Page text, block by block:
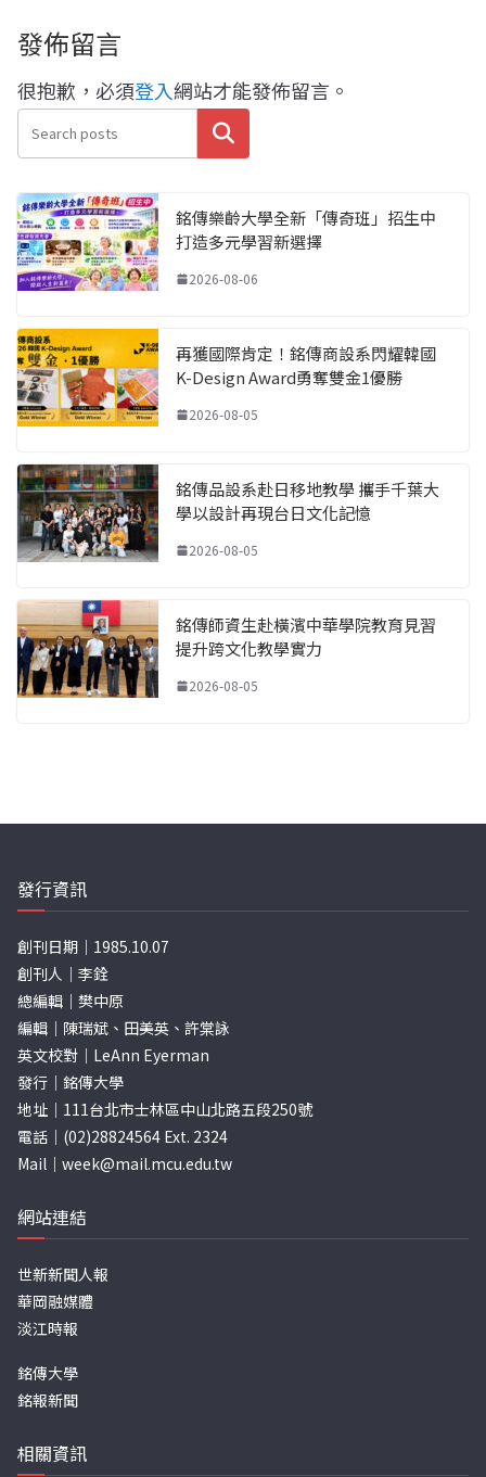
發佈留言
很抱歉，必須登入網站才能發佈留言。
搜尋
銘傳樂齡大學全新「傳奇班」招生中
打造多元學習新選擇
2026-08-06
再獲國際肯定！銘傳商設系閃耀韓國
K-Design Award勇奪雙金1優勝
2026-08-05
銘傳品設系赴日移地教學 攜手千葉大
學以設計再現台日文化記憶
2026-08-05
銘傳師資生赴橫濱中華學院教育見習
提升跨文化教學實力
2026-08-05
發行資訊
創刊日期｜1985.10.07
創刊人｜李銓
總編輯｜樊中原
編輯｜陳瑞斌、田美英、許棠詠
英文校對｜LeAnn Eyerman
發行｜銘傳大學
地址｜111台北市士林區中山北路五段250號
電話｜(02)28824564 Ext. 2324
Mail｜ week@mail.mcu.edu.tw
網站連結
世新新聞人報
華岡融媒體
淡江時報
銘傳大學
銘報新聞
相關資訊